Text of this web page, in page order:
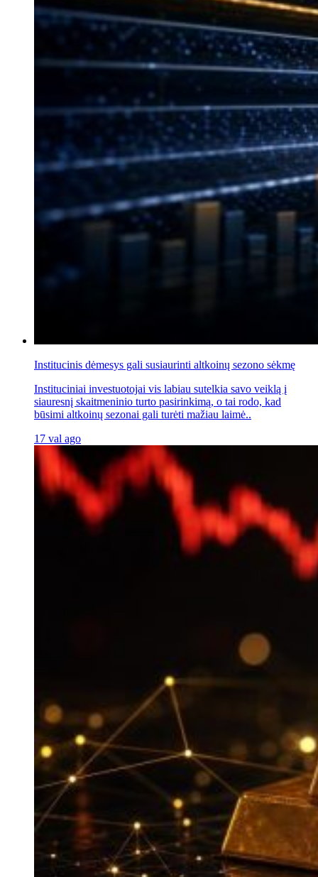
Institucinis dėmesys gali susiaurinti altkoinų sezono sėkmę
Instituciniai investuotojai vis labiau sutelkia savo veiklą į
siauresnį skaitmeninio turto pasirinkimą, o tai rodo, kad
būsimi altkoinų sezonai gali turėti mažiau laimė..
17 val ago